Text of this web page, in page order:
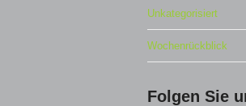
Unkategorisiert
Wochenrückblick
Folgen Sie